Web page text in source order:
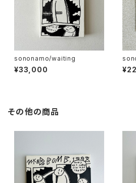
sononamo/waiting
¥33,000
その他の商品